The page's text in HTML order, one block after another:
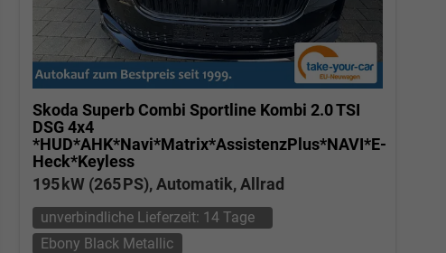
Skoda Superb Combi Sportline Kombi 2.0 TSI
DSG 4x4
*HUD*AHK*Navi*Matrix*AssistenzPlus*NAVI*E-
Heck*Keyless
195 kW (265 PS), Automatik, Allrad
unverbindliche Lieferzeit: 14 Tage
Ebony Black Metallic